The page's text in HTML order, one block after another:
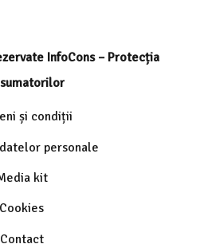
InfoCons – Protecția
și condiții
personale
kit
Cookies
Contact